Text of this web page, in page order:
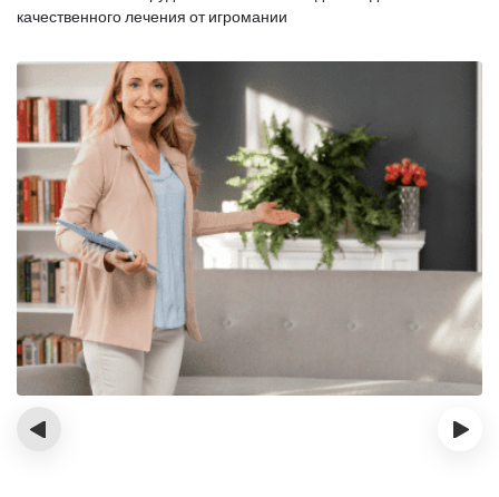
качественного лечения от игромании
‹ ›